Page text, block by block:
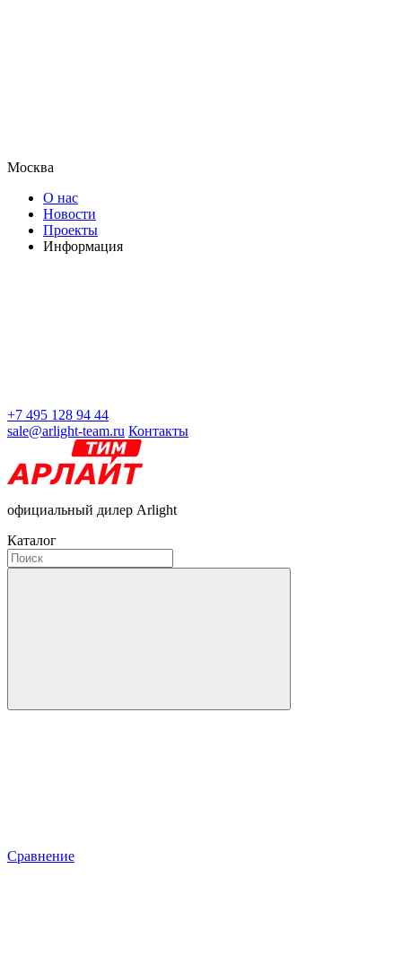
Москва
О нас
Новости
Проекты
Информация
+7 495 128 94 44
sale@arlight-team.ru Контакты
официальный дилер Arlight
Каталог
Сравнение